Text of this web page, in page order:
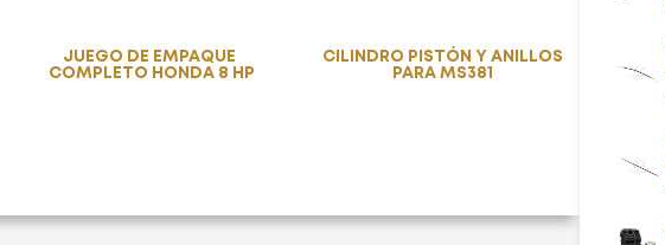
JUEGO DE EMPAQUE
COMPLETO HONDA 8 HP
CILINDRO PISTÓN Y ANILLOS
PARA MS381